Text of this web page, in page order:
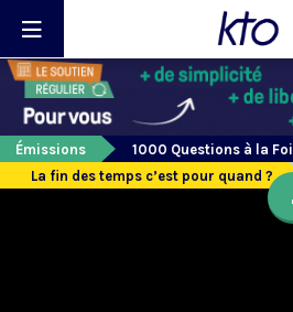
Émissions
1000 Questions à la Foi
La fin des temps c’est pour quand ?